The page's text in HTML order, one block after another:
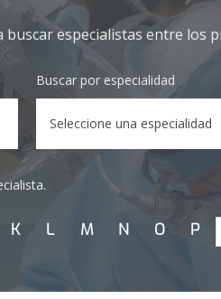
especialistas entre los
Buscar por especialidad
K L M N O P